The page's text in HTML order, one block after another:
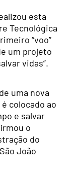
esta
Tecnológica
“voo”
um projeto
vidas”.
uma nova
colocado ao
e salvar
o
do
João